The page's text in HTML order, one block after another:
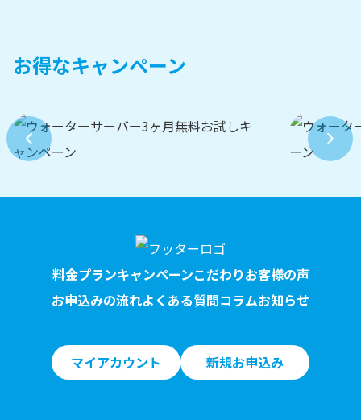
お得なキャンペーン
料金プランキャンペーンこだわりお客様の声
お申込みの流れよくある質問コラムお知らせ
マイアカウント 新規お申込み